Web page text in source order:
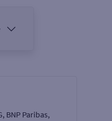
BNP Paribas,